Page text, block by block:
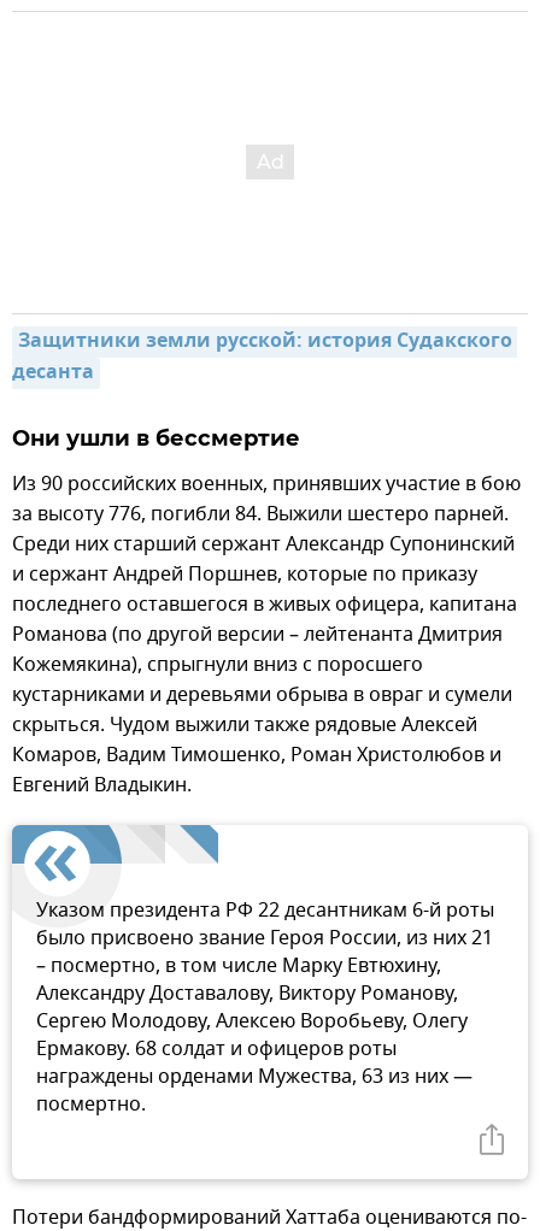
Защитники земли русской: история Судакского
десанта
Они ушли в бессмертие
Из 90 российских военных, принявших участие в бою
за высоту 776, погибли 84. Выжили шестеро парней.
Среди них старший сержант Александр Супонинский
и сержант Андрей Поршнев, которые по приказу
последнего оставшегося в живых офицера, капитана
Романова (по другой версии – лейтенанта Дмитрия
Кожемякина), спрыгнули вниз с поросшего
кустарниками и деревьями обрыва в овраг и сумели
скрыться. Чудом выжили также рядовые Алексей
Комаров, Вадим Тимошенко, Роман Христолюбов и
Евгений Владыкин.
Указом президента РФ 22 десантникам 6-й роты
было присвоено звание Героя России, из них 21
– посмертно, в том числе Марку Евтюхину,
Александру Доставалову, Виктору Романову,
Сергею Молодову, Алексею Воробьеву, Олегу
Ермакову. 68 солдат и офицеров роты
награждены орденами Мужества, 63 из них —
посмертно.
Потери бандформирований Хаттаба оцениваются по-